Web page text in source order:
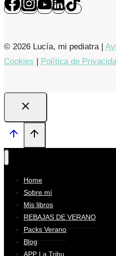
© 2026 Lucía, mi pediatra |
Cookies
Política de
Home
Sobre mí
Mis libros
REBAJAS DE VERANO
Packs Verano
Blog
APP La Tribu